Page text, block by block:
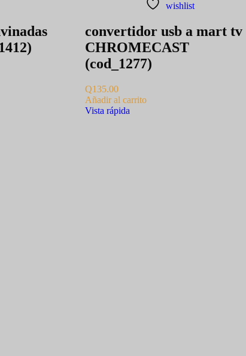
wishlist
convertidor usb a mart tv
CHROMECAST
(cod_1277)
Q135.00
Añadir al carrito
Vista rápida